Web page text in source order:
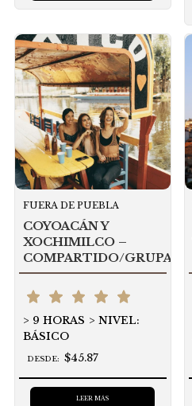
FUERA DE PUEBLA
COYOACÁN Y
XOCHIMILCO –
COMPARTIDO/GRUPAL
9 HORAS
NIVEL:
BÁSICO
DESDE: $45.87
LEER MÁS